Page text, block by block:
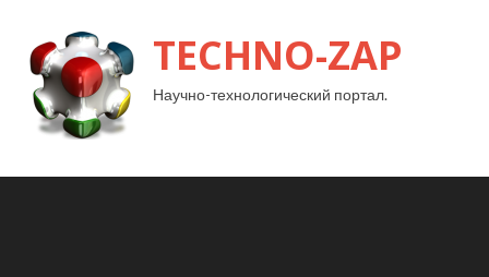
TECHNO-ZAP
Научно-технологический портал.